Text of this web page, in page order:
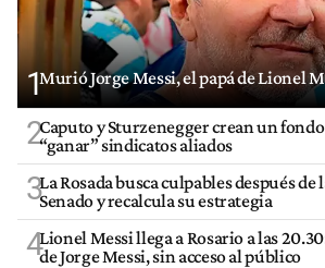
1Murió Jorge Messi, el papá de Lionel
2Caputo y Sturzenegger crean un
“ganar” sindicatos aliados
3La Rosada busca culpables después de
Senado y recalcula su estrategia
4Lionel Messi llega a Rosario a las
de Jorge Messi, sin acceso al público